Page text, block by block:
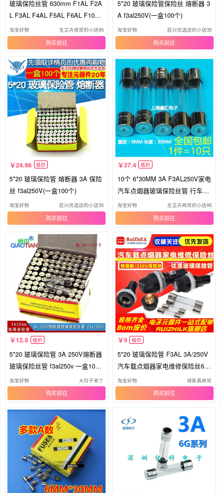
玻璃保险丝管 630mm F1AL F2A
L F3AL F4AL F5AL F6AL F10AL
250V
淘宝好物 生芷卉商贸的小店95
购买
5*20 玻璃保险管保险丝 熔断器 3
A f3al250V(一盒100个)
淘宝好物 匠兴优选店的小店35
购买
24.96 低价
5*20 玻璃保险管 熔断器 3A 保险
丝 f3al250V(一盒100个)
淘宝好物 匠兴优选店的小店35
购买
37.4 低价
10个 6*30MM 3A F3AL250V家电
汽车点烟器玻璃保险丝管 行车记
录仪
淘宝好物 生芷卉商贸的小店95
购买
12.8 低价
5*20 玻璃保险管 3A 250V熔断器
玻璃保险丝管 f3al250v 一盒100
只
淘宝好物 大玲子来了
购买
9 低价
5*20 玻璃保险管 F3AL 3A/250V
汽车载点烟器家电维修保险丝6X
30mm
淘宝好物 禄新真商贸
购买